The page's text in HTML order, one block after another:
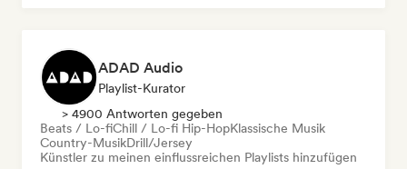
ADAD Audio
Playlist-Kurator
> 4900 Antworten gegeben
Beats / Lo-fiChill / Lo-fi Hip-HopKlassische Musik
Country-MusikDrill/Jersey
Künstler zu meinen einflussreichen Playlists hinzufügen